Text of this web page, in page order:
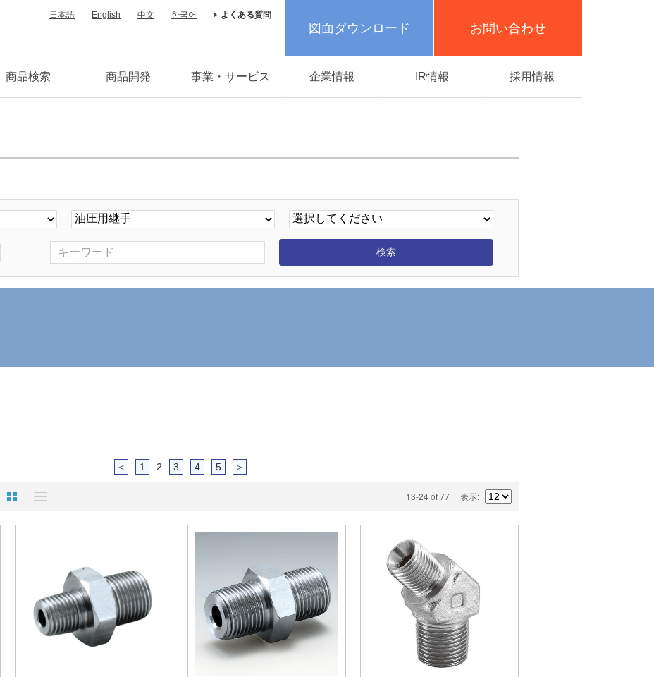
日本語 English 中文 한국어 よくある質問
図面ダウンロード お問い合わせ
商品検索 商品開発 事業・サービス 企業情報 IR情報 採用情報
＜ 1 2 3 4 5 ＞
13-24 of 77 表示